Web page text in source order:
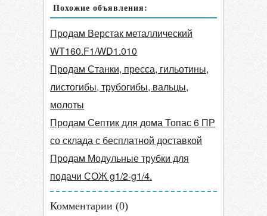
Похожие объявления:
Продам Верстак металлический
WT160.F1/WD1.010
Продам Станки, пресса, гильотины,
листогибы, трубогибы, вальцы,
молоты
Продам Септик для дома Топас 6 ПР
со склада с бесплатной доставкой
Продам Модульные трубки для
подачи СОЖ g1/2-g1/4.
Комментарии (0)